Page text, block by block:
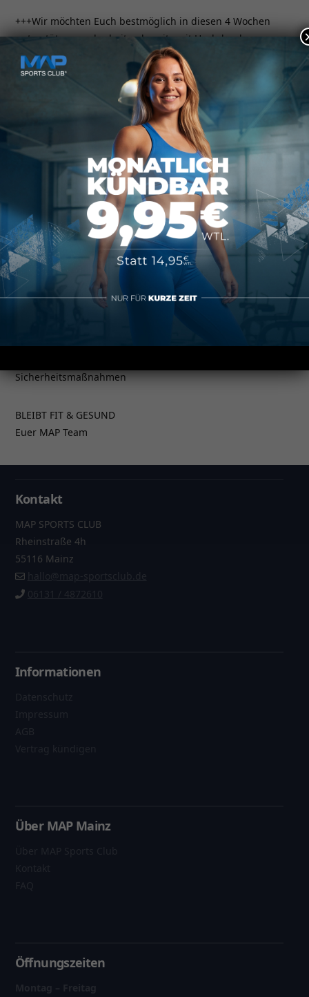
+++Wir möchten Euch bestmöglich in diesen 4 Wochen
unterstützen und arbeiten bereits mit Hochdruck an
Online-Trainingsmöglichkeiten und weiteren
Serviceangeboten, damit Ihr auch während der
Schließung nicht auf Eure Dosis Bewegung verzichten
müsst – und die Phase der Schließung weiterhin eine
aktive Phase für Euch sein kann.
+++ Ab dem 02.11. richten wir für Euch eine
Telefonhotline von 10.00 Uhr – 17.00 Uhr von montags bis
freitags ein.
+++ Wir werden Euch regelmäßig auf dem Laufenden
halten und bei aktuellen Rückfragen stehen wir unseren
Mitgliedern selbstverständlich auch unter mz@map-
sportsclub.de zur Verfügung.
Sicherheitsmaßnahmen
BLEIBT FIT & GESUND
Euer MAP Team
Kontakt
MAP SPORTS CLUB
Rheinstraße 4h
55116 Mainz
Informationen
Über MAP Mainz
Öffnungszeiten